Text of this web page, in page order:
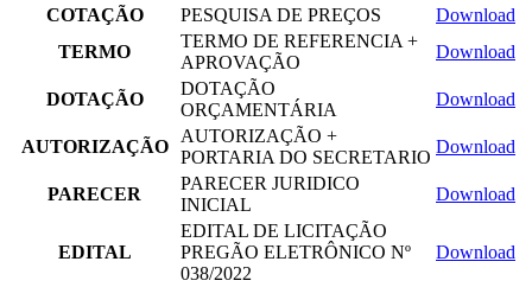
COTAÇÃO PESQUISA DE PREÇOS
Download
TERMO
TERMO DE REFERENCIA +
APROVAÇÃO
Download
DOTAÇÃO
DOTAÇÃO
ORÇAMENTÁRIA
Download
AUTORIZAÇÃO
AUTORIZAÇÃO +
PORTARIA DO SECRETARIO
Download
PARECER
PARECER JURIDICO
INICIAL
Download
EDITAL
EDITAL DE LICITAÇÃO
PREGÃO ELETRÔNICO Nº
038/2022
Download